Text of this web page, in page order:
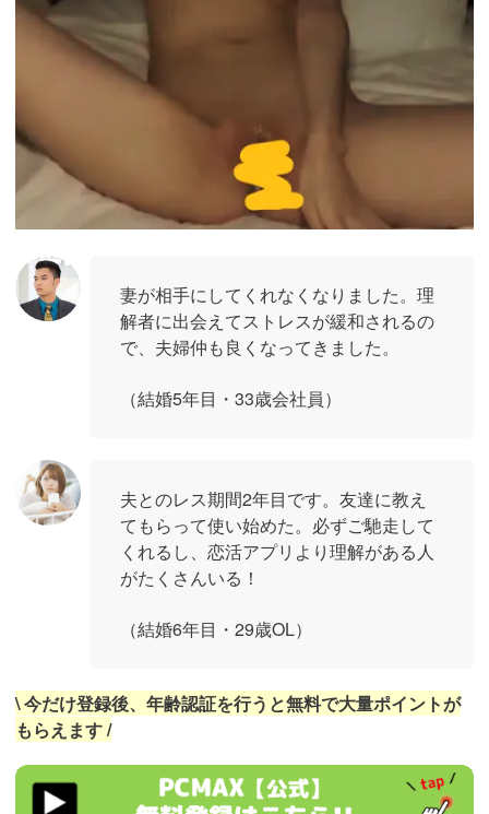
妻が相手にしてくれなくなりました。理
解者に出会えてストレスが緩和されるの
で、夫婦仲も良くなってきました。
（結婚5年目・33歳会社員）
夫とのレス期間2年目です。友達に教え
てもらって使い始めた。必ずご馳走して
くれるし、恋活アプリより理解がある人
がたくさんいる！
（結婚6年目・29歳OL）
\ 今だけ登録後、年齢認証を行うと無料で大量ポイントが
もらえます /
https://pcmax.jp/lp/?
ad_id=rm327007